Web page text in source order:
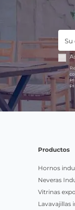
Productos
Hornos
Neveras
Vitrinas
Lavavajillas